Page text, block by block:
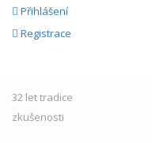
Přihlášení
Registrace
32 lettradice
zkušenosti